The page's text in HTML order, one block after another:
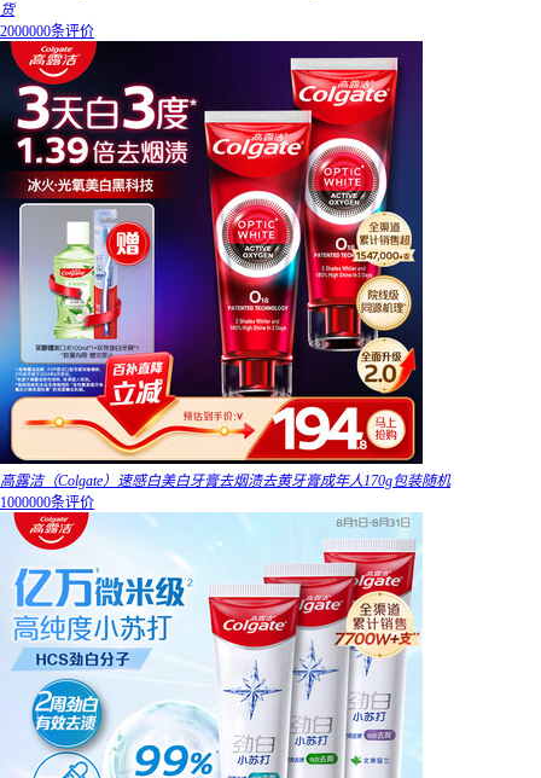
货
2000000条评价
高露洁（Colgate）速感白美白牙膏去烟渍去黄牙膏成年人170g包装随机
1000000条评价